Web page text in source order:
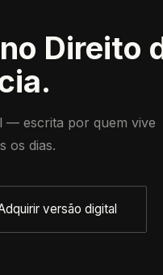
Direito
— escrita por quem vive
os dias.
versão digital